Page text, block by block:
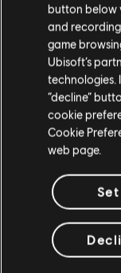
Gioca con i
cerchia di coloro
button below
and
game
Ubisoft’s
technologies.
“decline”
cookie
Cookie
web page.